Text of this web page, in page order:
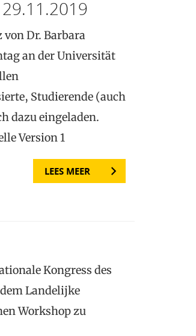
Dr. Barbara
an der Universität
Studierende (auch
dazu eingeladen.
Version 1
LEES MEER
Kongress des
Landelijke
Workshop zu